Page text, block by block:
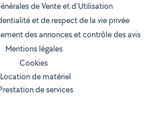
de Vente et d'Utilisation
et de respect de la vie privée
des annonces et contrôle des avis
Mentions légales
Cookies
Location de matériel
de services